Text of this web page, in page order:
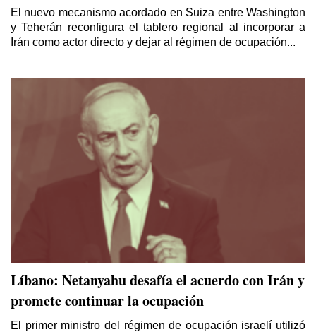
El nuevo mecanismo acordado en Suiza entre Washington
y Teherán reconfigura el tablero regional al incorporar a
Irán como actor directo y dejar al régimen de ocupación...
Líbano: Netanyahu desafía el acuerdo con Irán y
promete continuar la ocupación
El primer ministro del régimen de ocupación israelí utilizó
El Kurdistán y el Califato
Por Thierry Meyssan
Sirio – Libanés
Por Yaoudat Brahim
Esa Noche Tan Larga
Por Samir Kozali
El Papa en Tierra Santa
Por Yaoudat Brahim
Una voz en el desierto?
La doble moral de Israel
Por Gideon Levy